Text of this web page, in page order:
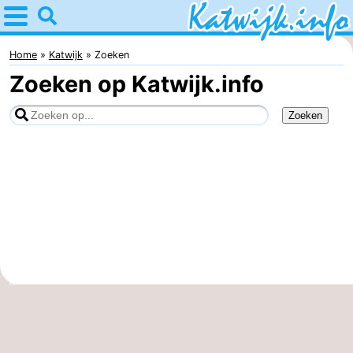
Home
Katwijk
Tips
Voor
Home Katwijk Zoeken
Zoeken op Katwijk.info